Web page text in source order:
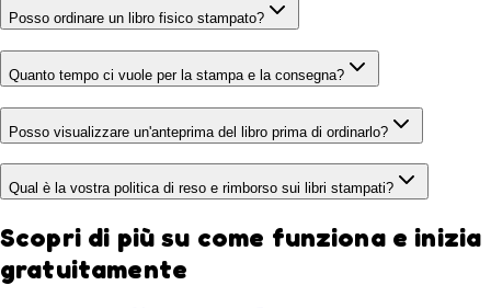
Posso ordinare un libro fisico stampato?
Quanto tempo ci vuole per la stampa e la consegna?
Posso visualizzare un'anteprima del libro prima di ordinarlo?
Qual è la vostra politica di reso e rimborso sui libri stampati?
Scopri di più su come funziona e inizia
gratuitamente